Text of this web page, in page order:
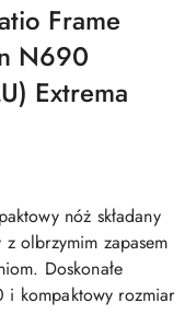
Frame
N690
Extrema
nóż składany
olbrzymim zapasem
Doskonałe
i kompaktowy rozmiar